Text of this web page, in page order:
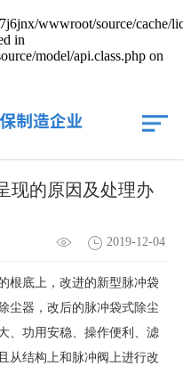
wwwroot/source/cache/
in
model/api.class.php on
现的原因及处理办
2019-12-04
根底上，改进的新型脉冲袋
尘器，改后的脉冲袋式除尘
、功用安稳、操作便利、滤
从结构上和脉冲阀上进行改